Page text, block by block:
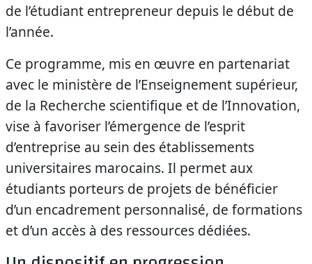
de l’étudiant entrepreneur depuis le début de
l’année.
Ce programme, mis en œuvre en partenariat
avec le ministère de l’Enseignement supérieur,
de la Recherche scientifique et de l’Innovation,
vise à favoriser l’émergence de l’esprit
d’entreprise au sein des établissements
universitaires marocains. Il permet aux
étudiants porteurs de projets de bénéficier
d’un encadrement personnalisé, de formations
et d’un accès à des ressources dédiées.